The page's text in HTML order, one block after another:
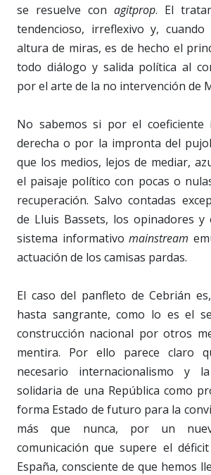
se resuelve con agitprop. El
tendencioso, irreflexivo y,
altura de miras, es de hecho el
todo diálogo y salida política al
por el arte de la no intervención de
No sabemos si por el coeficiente
derecha o por la impronta del
que los medios, lejos de mediar,
el paisaje político con pocas o
recuperación. Salvo contadas
de Lluis Bassets, los opinadores y
sistema informativo mainstream
actuación de los camisas pardas.
El caso del panfleto de Cebrián
hasta sangrante, como lo es el
construcción nacional por otros
mentira. Por ello parece claro
necesario internacionalismo y
solidaria de una República como
forma Estado de futuro para la
más que nunca, por un
comunicación que supere el
España, consciente de que hemos